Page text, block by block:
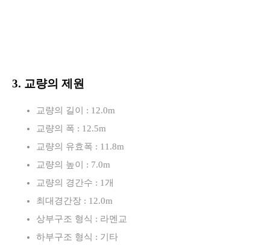
3. 교량의 제원
교량의 길이 : 12.0m
교량의 폭 : 12.5m
교량의 유효폭 : 11.8m
교량의 높이 : 7.0m
교량의 경간수 : 1개
최대경간장 : 12.0m
상부구조 형식 : 라멘교
하부구조 형식 : 기타